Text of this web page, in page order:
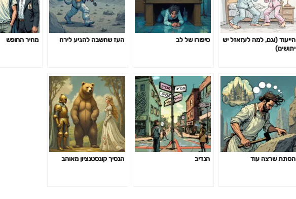
הייעוד (וגם, למה לעזאזל יש
יתושים)
סיפורו של לב העז שחשבה להגיע לירח מחיר החופש
הסתת שרצה עוד הנדיב הנסיך קונסטנציון מאוהב